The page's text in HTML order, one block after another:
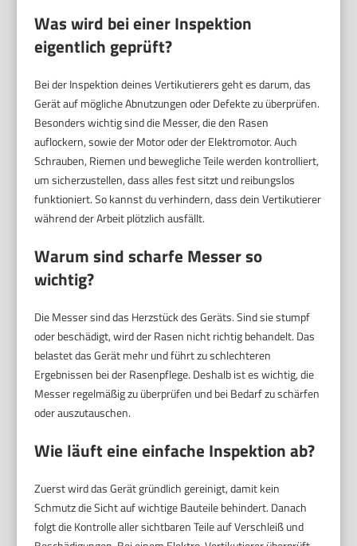
Was wird bei einer Inspektion
eigentlich geprüft?
Bei der Inspektion deines Vertikutierers geht es darum, das
Gerät auf mögliche Abnutzungen oder Defekte zu überprüfen.
Besonders wichtig sind die Messer, die den Rasen
auflockern, sowie der Motor oder der Elektromotor. Auch
Schrauben, Riemen und bewegliche Teile werden kontrolliert,
um sicherzustellen, dass alles fest sitzt und reibungslos
funktioniert. So kannst du verhindern, dass dein Vertikutierer
während der Arbeit plötzlich ausfällt.
Warum sind scharfe Messer so
wichtig?
Die Messer sind das Herzstück des Geräts. Sind sie stumpf
oder beschädigt, wird der Rasen nicht richtig behandelt. Das
belastet das Gerät mehr und führt zu schlechteren
Ergebnissen bei der Rasenpflege. Deshalb ist es wichtig, die
Messer regelmäßig zu überprüfen und bei Bedarf zu schärfen
oder auszutauschen.
Wie läuft eine einfache Inspektion ab?
Zuerst wird das Gerät gründlich gereinigt, damit kein
Schmutz die Sicht auf wichtige Bauteile behindert. Danach
folgt die Kontrolle aller sichtbaren Teile auf Verschleiß und